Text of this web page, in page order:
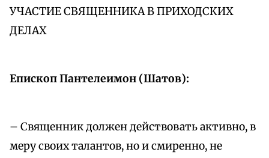
УЧАСТИЕ СВЯЩЕННИКА В ПРИХОДСКИХ
ДЕЛАХ
Епископ Пантелеимон (Шатов):
– Священник должен действовать активно, в
меру своих талантов, но и смиренно, не